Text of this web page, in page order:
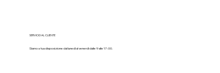
SERVICIO AL CLIENTE
Siamo a tua disposizione dal lunedì al venerdì dalle 9 alle 17:00.